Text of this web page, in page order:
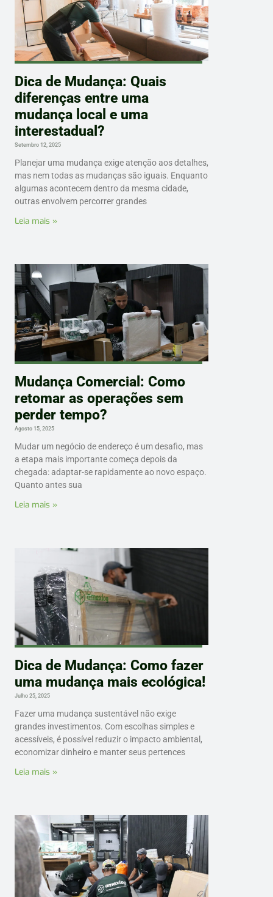
Dica de Mudança: Quais
diferenças entre uma
mudança local e uma
interestadual?
Setembro 12, 2025
Planejar uma mudança exige atenção aos detalhes,
mas nem todas as mudanças são iguais. Enquanto
algumas acontecem dentro da mesma cidade,
outras envolvem percorrer grandes
Leia mais »
Mudança Comercial: Como
retomar as operações sem
perder tempo?
Agosto 15, 2025
Mudar um negócio de endereço é um desafio, mas
a etapa mais importante começa depois da
chegada: adaptar-se rapidamente ao novo espaço.
Quanto antes sua
Leia mais »
Dica de Mudança: Como fazer
uma mudança mais ecológica!
Julho 25, 2025
Fazer uma mudança sustentável não exige
grandes investimentos. Com escolhas simples e
acessíveis, é possível reduzir o impacto ambiental,
economizar dinheiro e manter seus pertences
Leia mais »